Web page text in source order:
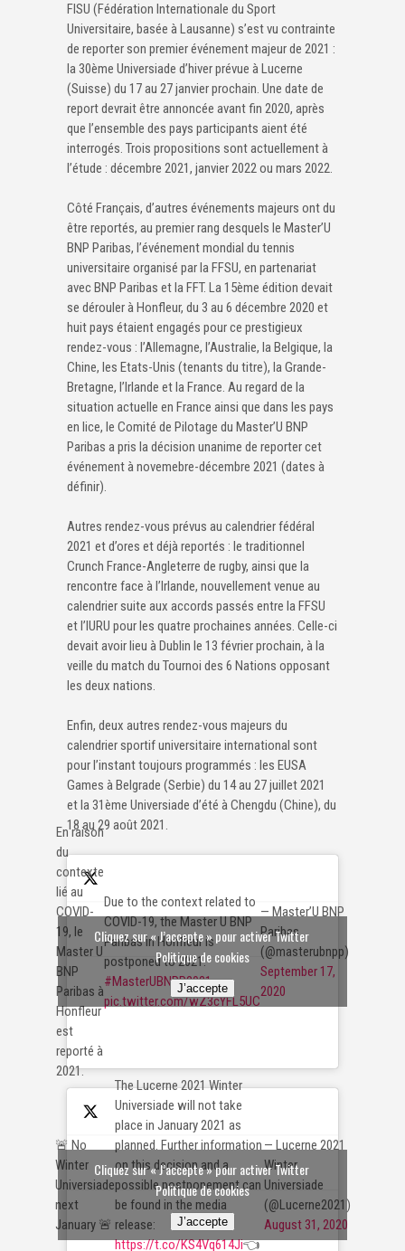
FISU (Fédération Internationale du Sport
Universitaire, basée à Lausanne) s’est vu contrainte
de reporter son premier événement majeur de 2021 :
la 30ème Universiade d’hiver prévue à Lucerne
(Suisse) du 17 au 27 janvier prochain. Une date de
report devrait être annoncée avant fin 2020, après
que l’ensemble des pays participants aient été
interrogés. Trois propositions sont actuellement à
l’étude : décembre 2021, janvier 2022 ou mars 2022.
Côté Français, d’autres événements majeurs ont du
être reportés, au premier rang desquels le Master’U
BNP Paribas, l’événement mondial du tennis
universitaire organisé par la FFSU, en partenariat
avec BNP Paribas et la FFT. La 15ème édition devait
se dérouler à Honfleur, du 3 au 6 décembre 2020 et
huit pays étaient engagés pour ce prestigieux
rendez-vous : l’Allemagne, l’Australie, la Belgique, la
Chine, les Etats-Unis (tenants du titre), la Grande-
Bretagne, l’Irlande et la France. Au regard de la
situation actuelle en France ainsi que dans les pays
en lice, le Comité de Pilotage du Master’U BNP
Paribas a pris la décision unanime de reporter cet
événement à novemebre-décembre 2021 (dates à
définir).
Autres rendez-vous prévus au calendrier fédéral
2021 et d’ores et déjà reportés : le traditionnel
Crunch France-Angleterre de rugby, ainsi que la
rencontre face à l’Irlande, nouvellement venue au
calendrier suite aux accords passés entre la FFSU
et l’IURU pour les quatre prochaines années. Celle-ci
devait avoir lieu à Dublin le 13 février prochain, à la
veille du match du Tournoi des 6 Nations opposant
les deux nations.
Enfin, deux autres rendez-vous majeurs du
calendrier sportif universitaire international sont
pour l’instant toujours programmés : les EUSA
Games à Belgrade (Serbie) du 14 au 27 juillet 2021
et la 31ème Universiade d’été à Chengdu (Chine), du
18 au 29 août 2021.
En raison
du
contexte
lié au
COVID-
19, le
Master U
BNP
Paribas à
Honfleur
est
reporté à
2021.
Due to the context related to
COVID-19, the Master U BNP
Paribas in Honfleur is
postponed to 2021.
#MasterUBNPP2021
pic.twitter.com/wZ3cYFL5UC
— Master’U BNP
Paribas
(@masterubnpp)
September 17,
2020
Cliquez sur « J’accepte » pour activer Twitter
Politique de cookies
J’accepte
🚨 No
Winter
Universiade
next
January 🚨
The Lucerne 2021 Winter
Universiade will not take
place in January 2021 as
planned. Further information
on this decision and a
possible postponement can
be found in the media
release:
https://t.co/KS4Vq614Ji👈
— Lucerne 2021
Winter
Universiade
(@Lucerne2021)
August 31, 2020
Cliquez sur « J’accepte » pour activer Twitter
Politique de cookies
J’accepte